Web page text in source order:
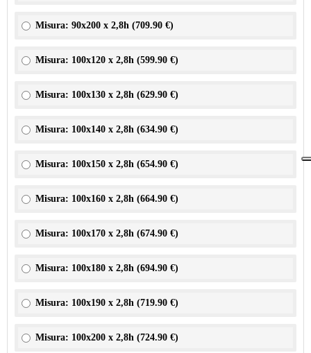
Misura: 90x200 x 2,8h (709.90 €)
Misura: 100x120 x 2,8h (599.90 €)
Misura: 100x130 x 2,8h (629.90 €)
Misura: 100x140 x 2,8h (634.90 €)
Misura: 100x150 x 2,8h (654.90 €)
Misura: 100x160 x 2,8h (664.90 €)
Misura: 100x170 x 2,8h (674.90 €)
Misura: 100x180 x 2,8h (694.90 €)
Misura: 100x190 x 2,8h (719.90 €)
Misura: 100x200 x 2,8h (724.90 €)